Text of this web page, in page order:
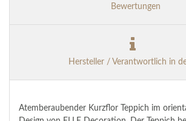
Bewertungen
Hersteller / Verantwortlich in
Atemberaubender Kurzflor Teppich im